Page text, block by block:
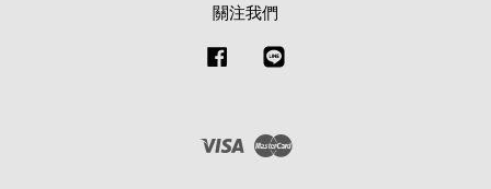
關注我們
Facebook
Visa Master